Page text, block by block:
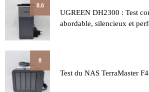
8.6
UGREEN DH2300 : Test
abordable, silencieux et
8
Test du NAS TerraMaster